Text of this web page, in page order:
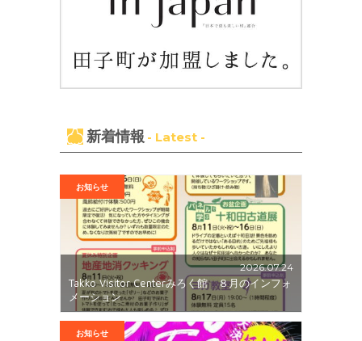
新着情報 - Latest -
お知らせ
2026.07.24
Takko Visitor Centerみろく館 ８月のインフォ
メーション
お知らせ